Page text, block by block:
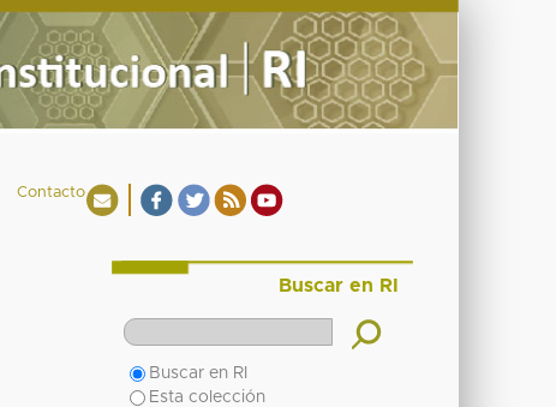
Contacto
Buscar en RI
Buscar en RI
Esta colección